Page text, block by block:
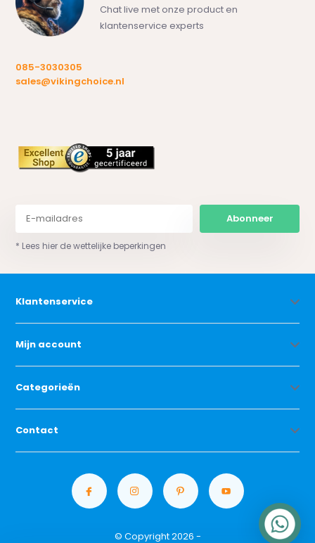
Chat live met onze product en
klantenservice experts
085-3030305
sales@vikingchoice.nl
Abonneer
* Lees hier de wettelijke beperkingen
Klantenservice
Mijn account
Categorieën
Contact
© Copyright 2026 -